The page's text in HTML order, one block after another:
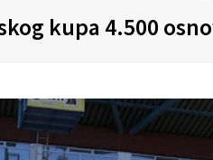
kupa 4.500